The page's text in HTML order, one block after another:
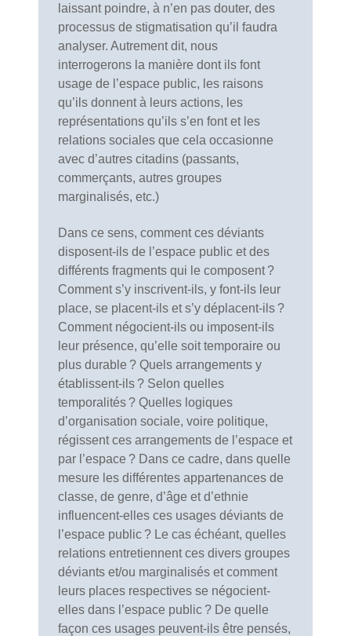
laissant poindre, à n’en pas douter, des
processus de stigmatisation qu’il faudra
analyser. Autrement dit, nous
interrogerons la manière dont ils font
usage de l’espace public, les raisons
qu’ils donnent à leurs actions, les
représentations qu’ils s’en font et les
relations sociales que cela occasionne
avec d’autres citadins (passants,
commerçants, autres groupes
marginalisés, etc.)
Dans ce sens, comment ces déviants
disposent-ils de l’espace public et des
différents fragments qui le composent ?
Comment s’y inscrivent-ils, y font-ils leur
place, se placent-ils et s’y déplacent-ils ?
Comment négocient-ils ou imposent-ils
leur présence, qu’elle soit temporaire ou
plus durable ? Quels arrangements y
établissent-ils ? Selon quelles
temporalités ? Quelles logiques
d’organisation sociale, voire politique,
régissent ces arrangements de l’espace et
par l’espace ? Dans ce cadre, dans quelle
mesure les différentes appartenances de
classe, de genre, d’âge et d’ethnie
influencent-elles ces usages déviants de
l’espace public ? Le cas échéant, quelles
relations entretiennent ces divers groupes
déviants et/ou marginalisés et comment
leurs places respectives se négocient-
elles dans l’espace public ? De quelle
façon ces usages peuvent-ils être pensés,